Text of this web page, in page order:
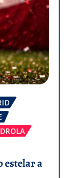
estelar a